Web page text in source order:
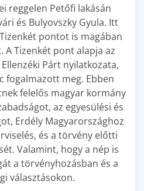
reggelen Petőfi lakásán
és Bulyovszky Gyula. Itt
pontot is magában
Tizenkét pont alapja az
Párt nyilatkozata,
fogalmazott meg. Ebben
felelős magyar kormány
az egyesülési és
Erdély Magyarországhoz
és a törvény előtti
Valamint, hogy a nép is
a törvényhozásban és a
választásokon.